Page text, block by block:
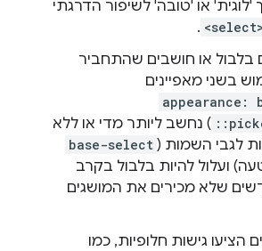
'לוגית' או 'טובה' לשיפור הדרגתי
.
בלבול או חושבים שהתחביר
בשני מאפיינים
appearance:
) נחשב ליותר מדי או ללא
לגבי השמות ( base-select
ועלול להיות בלבול בקרב
שלא מכירים את המושגים
הציעו גישות חלופיות, כמו